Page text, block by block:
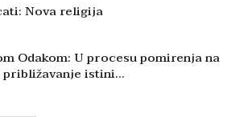
Nova religija
Odakom: U procesu pomirenja na
istini…